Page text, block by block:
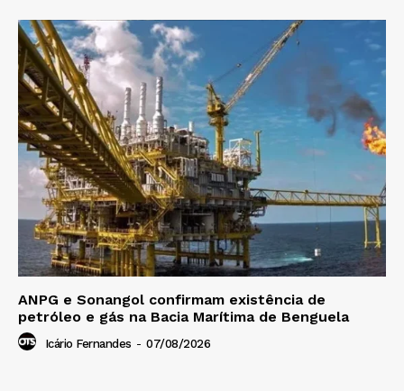
ANPG e Sonangol confirmam existência de
petróleo e gás na Bacia Marítima de Benguela
Icário Fernandes - 07/08/2026